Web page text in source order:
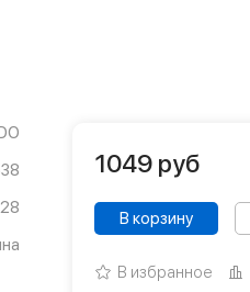
1049 руб
В корзину
В избранное